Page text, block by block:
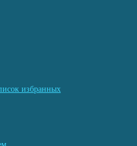
избранных